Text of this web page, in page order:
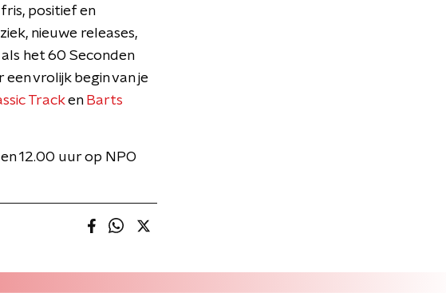
positief en
nieuwe releases,
het 60 Seconden
vrolijk begin van je
Tracken Barts
12.00 uur op NPO